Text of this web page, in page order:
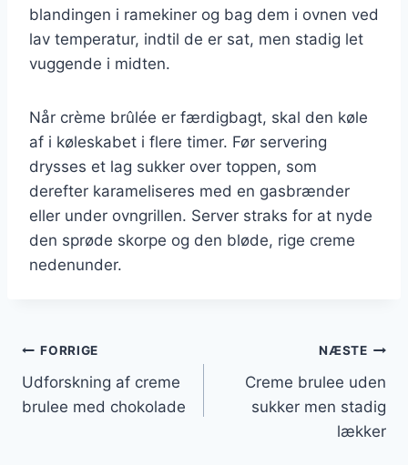
blandingen i ramekiner og bag dem i ovnen ved
lav temperatur, indtil de er sat, men stadig let
vuggende i midten.
Når crème brûlée er færdigbagt, skal den køle
af i køleskabet i flere timer. Før servering
drysses et lag sukker over toppen, som
derefter karameliseres med en gasbrænder
eller under ovngrillen. Server straks for at nyde
den sprøde skorpe og den bløde, rige creme
nedenunder.
Indlægsnavigation
FORRIGE
Udforskning af creme
brulee med chokolade
NÆSTE
Creme brulee uden
sukker men stadig
lækker